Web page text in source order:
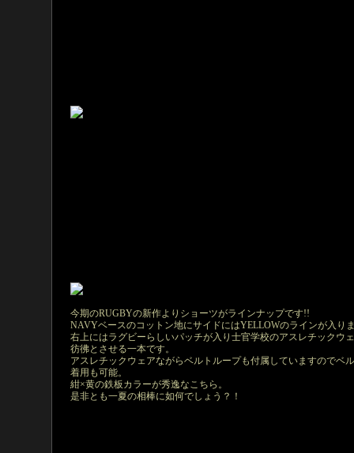
今期のRUGBYの新作よりショーツがラインナップです!!
NAVYベースのコットン地にサイドにはYELLOWのラインが入り
右上にはラグビーらしいパッチが入り士官学校のアスレチックウ
彷彿とさせる一本です。
アスレチックウェアながらベルトループも付属していますのでベ
着用も可能。
紺×黄の鉄板カラーが秀逸なこちら。
是非とも一夏の相棒に如何でしょう？！